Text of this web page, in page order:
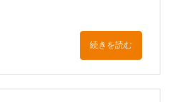
続きを読む